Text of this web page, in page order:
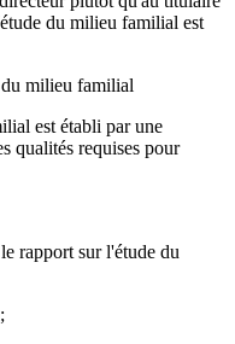
du milieu familial est
du milieu familial
est établi par une
qualités requises pour
rapport sur l'étude du